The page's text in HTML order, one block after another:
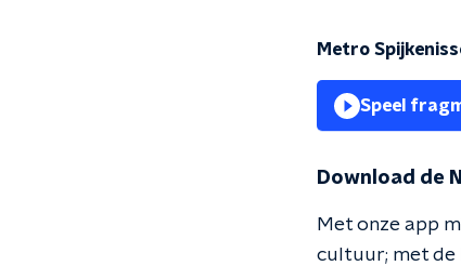
Metro
Speel
Download de
Met onze app
cultuur; met de